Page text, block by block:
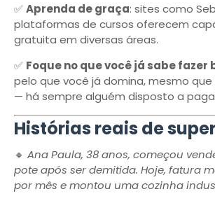
✅Aprenda de graça: sites como
plataformas de cursos oferecem
gratuita em diversas áreas.
✅ Foque no que você já sabe fazer
pelo que você já domina, mesmo
— há sempre alguém disposto a
Histórias reais de
🔸 Ana Paula, 38 anos, começou
pote após ser demitida. Hoje, fatura
por mês e montou uma cozinha